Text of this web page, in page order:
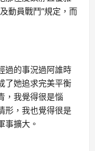
動員戰鬥”規定，而
過的事況過阿誰時
了她追求完美平衡
，我覺得很是惱
形，我也覺得很是
事擴大。